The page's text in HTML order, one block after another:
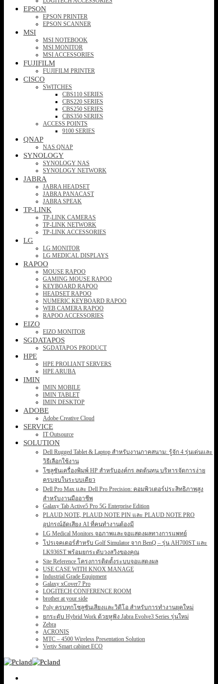
EPSON
EPSON PRINTER
EPSON SCANNER
MSI
MSI NOTEBOOK
MSI MONITOR
MSI ACCESSORIES
FUJIFILM
FUJIFILM PRINTER
CISCO
SWITCHES
CBS110 SERIES
CBS220 SERIES
CBS250 SERIES
CBS350 SERIES
ACCESS POINTS
9100 SERIES
QNAP
NAS QNAP
SYNOLOGY
SYNOLOGY NAS
SYNOLOGY NETWORK
JABRA
JABRA HEADSET
JABRA PANACAST
JABRA SPEAK
TP-LINK
TP-LINK CAMERAS
TP-LINK NETWORK
TP-LINK ACCESSORIES
LG
LG MONITOR
LG MEDICAL DISPLAYS
RAPOO
MOUSE RAPOO
GAMING MOUSE RAPOO
KEYBOARD RAPOO
HEADSET RAPOO
NUMERIC KEYBOARD RAPOO
WEB CAMERA RAPOO
RAPOO ACCESSORIES
EIZO
EIZO MONITOR
SGDATAPOS
SGDATAPOS PRODUCT
HPE
HPE PROLIANT SERVERS
HPE ARUBA
IMIN
IMIN MOBILE
IMIN TABLET
IMIN DESKTOP
ADOBE
Adobe Creative Cloud
SERVICE
IT Outsource
SOLUTION
Dell Rugged Tablet & Laptop สำหรับงานภาคสนาม: รู้จัก 4 รุ่นเด่นและ
วิธีเลือกใช้งาน
โซลูชันเครื่องพิมพ์ HP สำหรับองค์กร ลดต้นทุน บริหารจัดการง่าย
ครบจบในระบบเดียว
Dell Pro Max และ Dell Pro Precision: คอมพิวเตอร์ประสิทธิภาพสูง
สำหรับงานมืออาชีพ
Galaxy Tab Active5 Pro 5G Enterprise Edition
PLAUD NOTE, PLAUD NOTE PIN และ PLAUD NOTE PRO
อุปกรณ์อัดเสียง AI ที่คนทำงานต้องมี
LG Medical Monitors จอภาพและจอแสดงผลทางการแพทย์
โปรเจคเตอร์สำหรับ Golf Simulator จาก BenQ – รุ่น AH700ST และ
LK936ST พร้อมยกระดับวงสวิงของคุณ
Site Reference โครงการติดตั้งระบบจอแสดงผล
USE CASE WITH KNOX MANAGE
Industrial Grade Equipment
Galaxy xCover7 Pro
LOGITECH CONFERENCE ROOM
brother at your side
Poly ครบทุกโซลูชันเสียงและวิดีโอ สำหรับการทำงานยุคใหม่
ยกระดับ Hybrid Work ด้วยหูฟัง Jabra Evolve3 Series รุ่นใหม่
Zebra
ACRONIS
MTC – 4500 Wireless Presentation Solution
Vertiv Smart cabinet ECO